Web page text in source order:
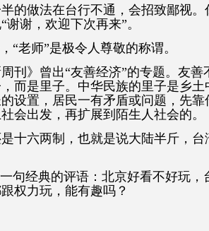
的做法在台行不通，会招致鄙视。
谢，欢迎下次再来”。
“老师”是极令人尊敬的称谓。
刊》曾出“友善经济”的专题。友善
而是里子。中华民族的里子是乡土
设置，居民一有矛盾或问题，先靠
会出发，再扩展到陌生人社会的。
十六两制，也就是说大陆半斤，台
句经典的评语：北京好看不好玩，
权力玩，能有趣吗？